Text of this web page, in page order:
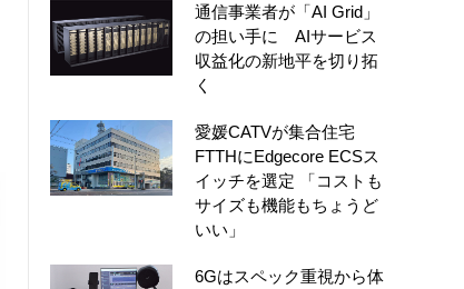
通信事業者が「AI Grid」
の担い手に AIサービス
収益化の新地平を切り拓
く
愛媛CATVが集合住宅
FTTHにEdgecore ECSス
イッチを選定 「コストも
サイズも機能もちょうど
いい」
6Gはスペック重視から体